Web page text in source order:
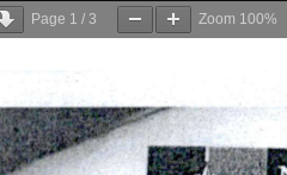
Page 1 / 3 Zoom 100%